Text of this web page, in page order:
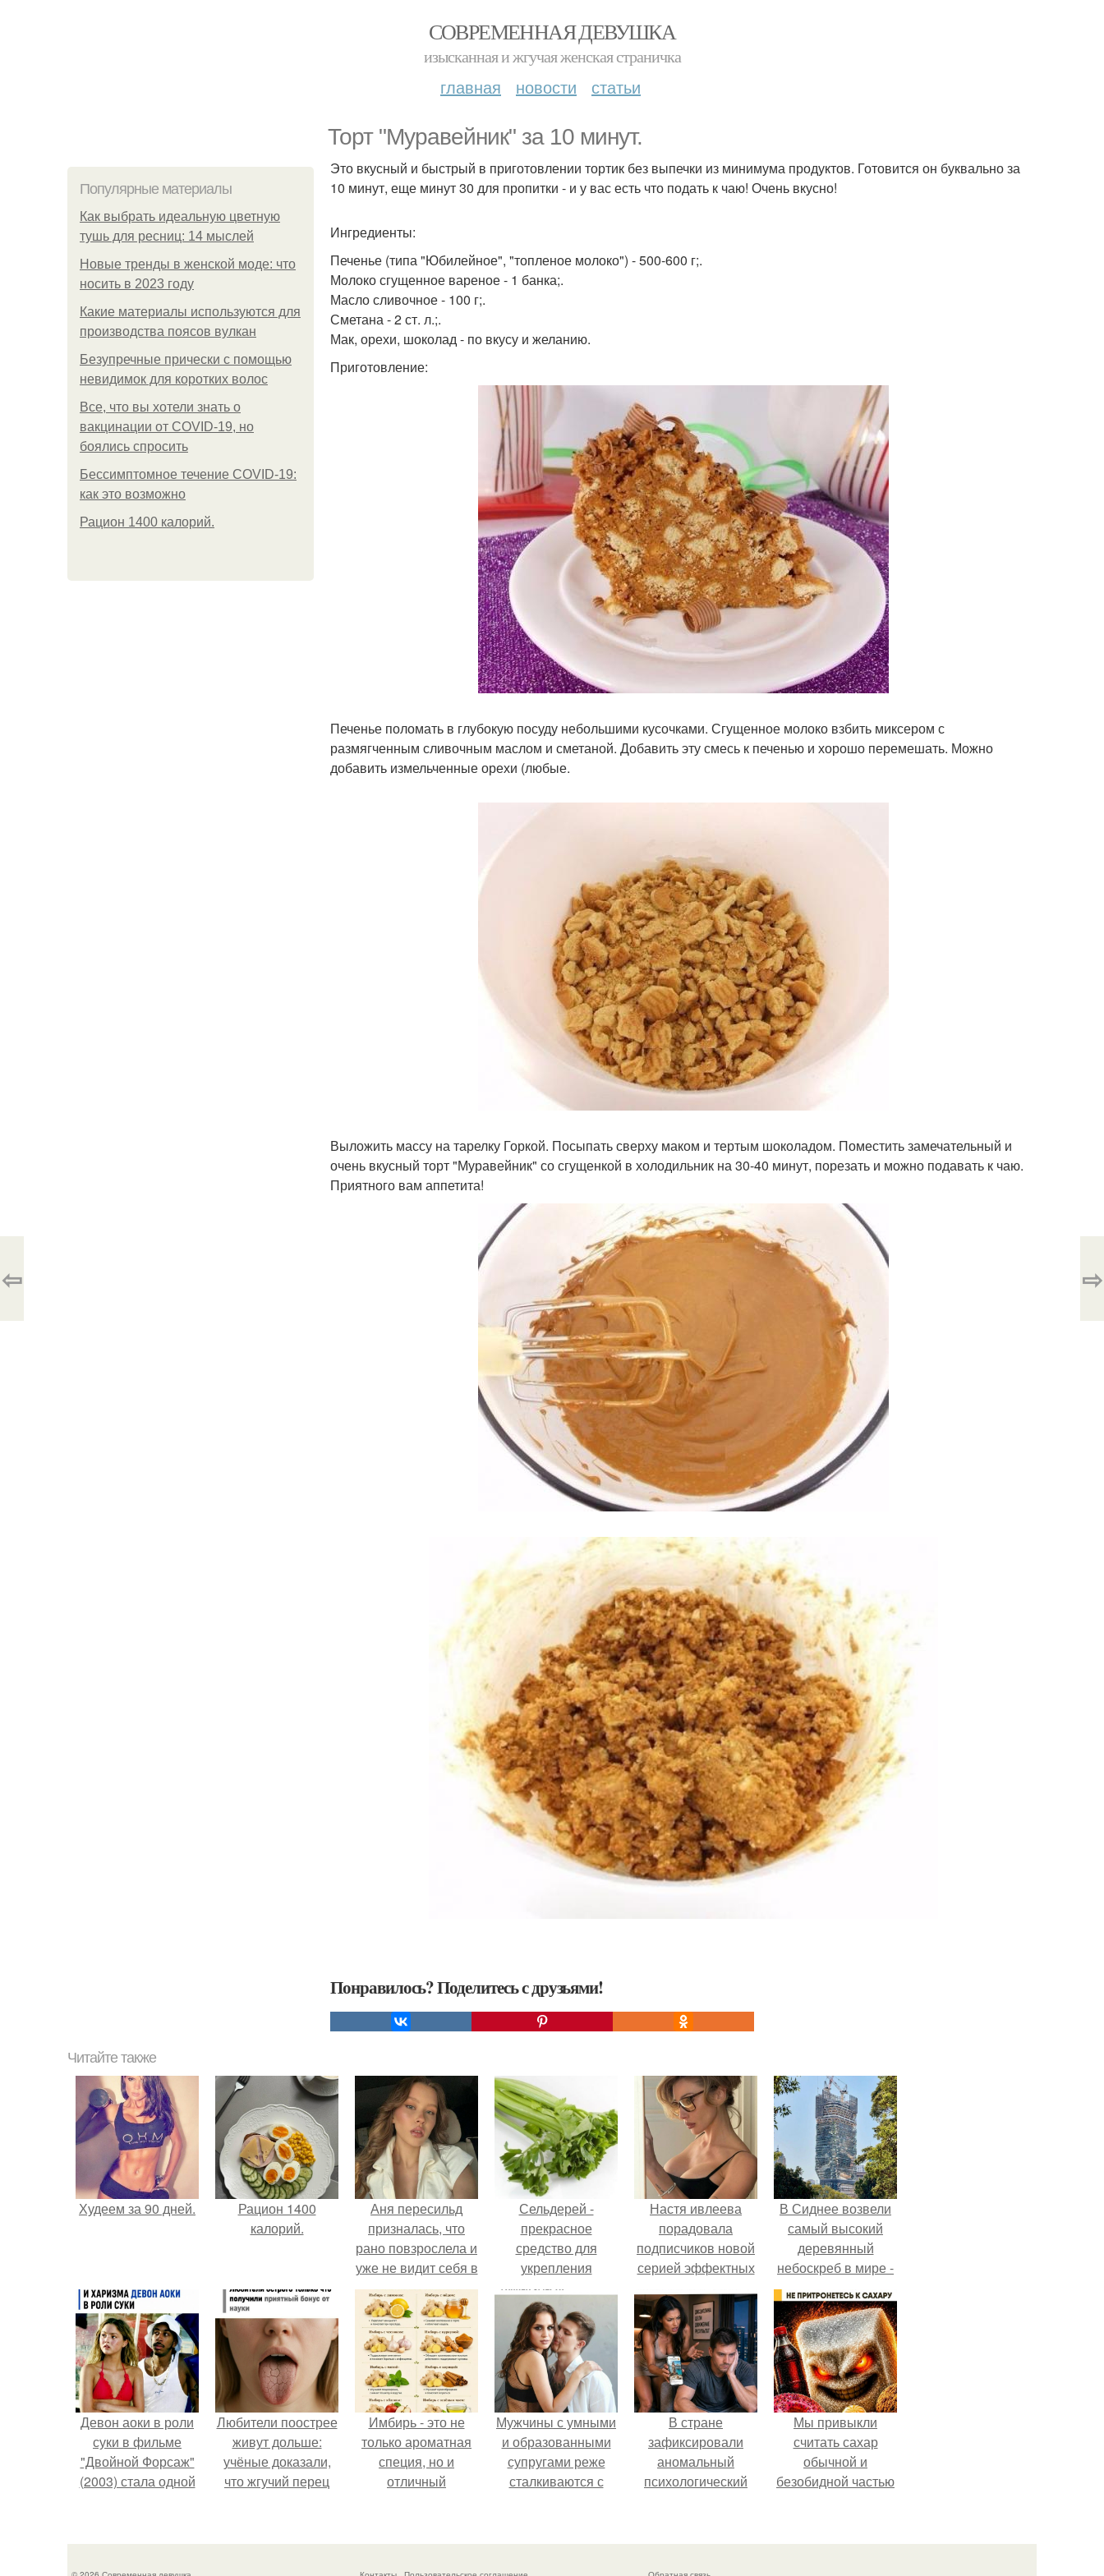
СОВРЕМЕННАЯ ДЕВУШКА
изысканная и жгучая женская страничка
главная новости статьи
Торт "Муравейник" за 10 минут.
Популярные материалы
Как выбрать идеальную цветную
тушь для ресниц: 14 мыслей
Новые тренды в женской моде: что
носить в 2023 году
Какие материалы используются для
производства поясов вулкан
Безупречные прически с помощью
невидимок для коротких волос
Все, что вы хотели знать о
вакцинации от COVID-19, но
боялись спросить
Бессимптомное течение COVID-19:
как это возможно
Рацион 1400 калорий.
Это вкусный и быстрый в приготовлении тортик без выпечки из минимума продуктов. Готовится он буквально за
10 минут, еще минут 30 для пропитки - и у вас есть что подать к чаю! Очень вкусно!
Ингредиенты:
Печенье (типа "Юбилейное", "топленое молоко") - 500-600 г;.
Молоко сгущенное вареное - 1 банка;.
Масло сливочное - 100 г;.
Сметана - 2 ст. л.;.
Мак, орехи, шоколад - по вкусу и желанию.
Приготовление:
Печенье поломать в глубокую посуду небольшими кусочками. Сгущенное молоко взбить миксером с
размягченным сливочным маслом и сметаной. Добавить эту смесь к печенью и хорошо перемешать. Можно
добавить измельченные орехи (любые.
Выложить массу на тарелку Горкой. Посыпать сверху маком и тертым шоколадом. Поместить замечательный и
очень вкусный торт "Муравейник" со сгущенкой в холодильник на 30-40 минут, порезать и можно подавать к чаю.
Приятного вам аппетита!
Понравилось? Поделитесь с друзьями!
⇦ ⇨
Читайте также
Худеем за 90 дней.
Рацион 1400
калорий.
Аня пересильд
призналась, что
рано повзрослела и
уже не видит себя в
школе.
Сельдерей -
прекрасное
средство для
укрепления
расстроенных
нервов.
Настя ивлеева
порадовала
подписчиков новой
серией эффектных
обычно, вызвала
бурное обсуждение
в соцсетях.
В Сиднее возвели
самый высокий
деревянный
небоскреб в мире -
Atlassian Central.
Девон аоки в роли
суки в фильме
"Двойной Форсаж"
(2003) стала одной
героинь всей
Любители поострее
живут дольше:
учёные доказали,
что жгучий перец
болезней сердца и
Имбирь - это не
только ароматная
специя, но и
отличный
и блюд.
Мужчины с умными
и образованными
супругами реже
сталкиваются с
эксперт воз.
В стране
зафиксировали
аномальный
психологический
жесткая депрессия
Мы привыкли
считать сахар
обычной и
безобидной частью